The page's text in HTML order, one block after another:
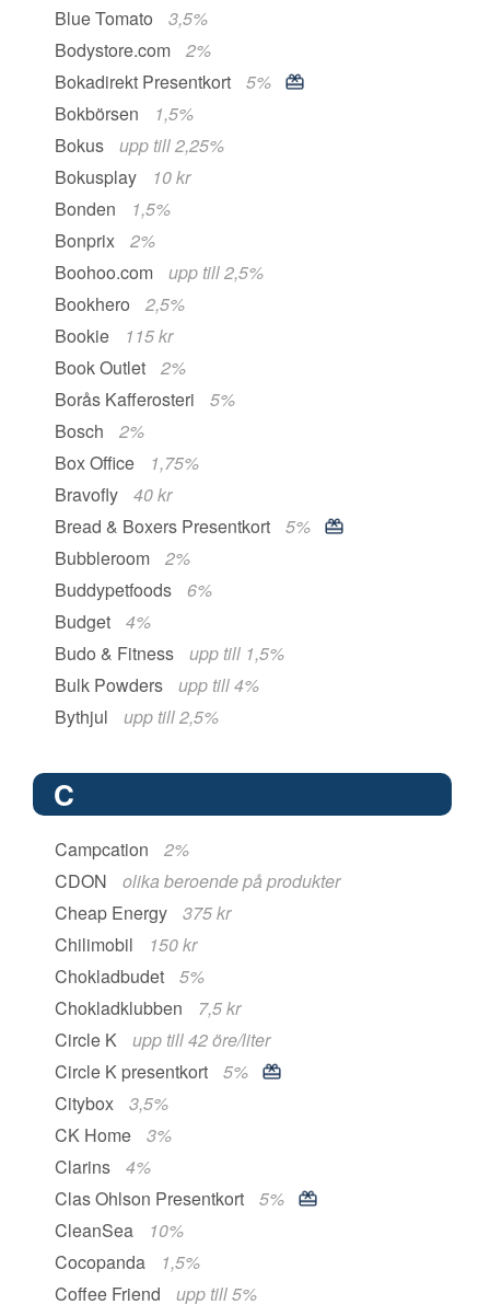
Blue Tomato
3,5%
Bodystore.com
2%
Bokadirekt Presentkort
5%
Bokbörsen
1,5%
Bokus
upp till 2,25%
Bokusplay
10 kr
Bonden
1,5%
Bonprix
2%
Boohoo.com
upp till 2,5%
Bookhero
2,5%
Bookie
115 kr
Book Outlet
2%
Borås Kafferosteri
5%
Bosch
2%
Box Office
1,75%
Bravofly
40 kr
Bread & Boxers Presentkort
5%
Bubbleroom
2%
Buddypetfoods
6%
Budget
4%
Budo & Fitness
upp till 1,5%
Bulk Powders
upp till 4%
Bythjul
upp till 2,5%
C
Campcation
2%
CDON
olika beroende på produkter
Cheap Energy
375 kr
Chilimobil
150 kr
Chokladbudet
5%
Chokladklubben
7,5 kr
Circle K
upp till 42 öre/liter
Circle K presentkort
5%
Citybox
3,5%
CK Home
3%
Clarins
4%
Clas Ohlson Presentkort
5%
CleanSea
10%
Cocopanda
1,5%
Coffee Friend
upp till 5%